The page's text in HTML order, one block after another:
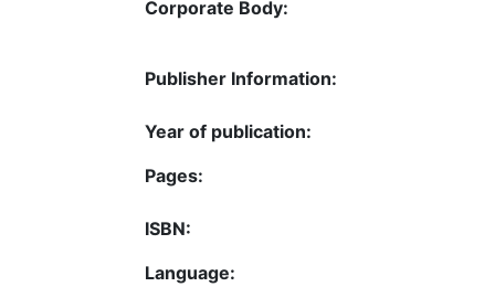
Corporate Body:
Publisher Information:
Year of publication:
Pages:
ISBN:
Language: